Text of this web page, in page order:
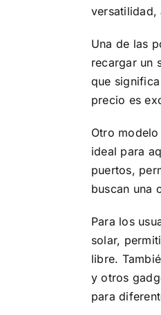
versatilidad,
Una de las
recargar un
que
precio es
Otro
ideal para
puertos,
buscan una
Para los
solar,
libre.
y otros
para